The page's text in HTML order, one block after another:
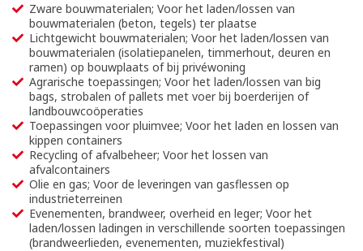
Zware bouwmaterialen; Voor het laden/lossen van
bouwmaterialen (beton, tegels) ter plaatse
Lichtgewicht bouwmaterialen; Voor het laden/lossen van
bouwmaterialen (isolatiepanelen, timmerhout, deuren en
ramen) op bouwplaats of bij privéwoning
Agrarische toepassingen; Voor het laden/lossen van big
bags, strobalen of pallets met voer bij boerderijen of
landbouwcoöperaties
Toepassingen voor pluimvee; Voor het laden en lossen van
kippen containers
Recycling of afvalbeheer; Voor het lossen van
afvalcontainers
Olie en gas; Voor de leveringen van gasflessen op
industrieterreinen
Evenementen, brandweer, overheid en leger; Voor het
laden/lossen ladingen in verschillende soorten toepassingen
(brandweerlieden, evenementen, muziekfestival)